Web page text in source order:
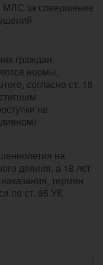
МЛС за совершение
граждан,
нормы,
согласно ст. 18
не
на
деяния, а 18 лет
термин
по ст. 95 УК.